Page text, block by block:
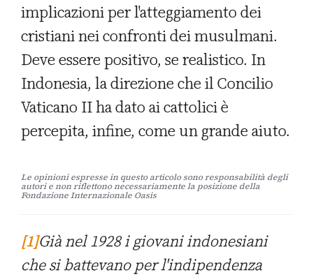
implicazioni per l'atteggiamento dei
cristiani nei confronti dei musulmani.
Deve essere positivo, se realistico. In
Indonesia, la direzione che il Concilio
Vaticano II ha dato ai cattolici è
percepita, infine, come un grande aiuto.
Le opinioni espresse in questo articolo sono responsabilità degli
autori e non riflettono necessariamente la posizione della
Fondazione Internazionale Oasis
[1]Già nel 1928 i giovani indonesiani
che si battevano per l'indipendenza